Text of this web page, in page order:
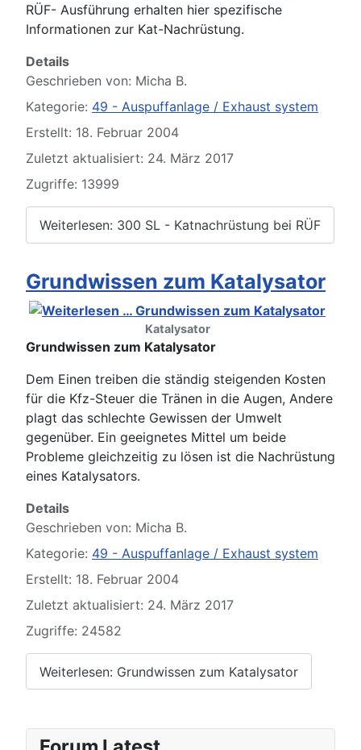
RÜF- Ausführung erhalten hier spezifische
Informationen zur Kat-Nachrüstung.
Details
Geschrieben von: Micha B.
Kategorie: 49 - Auspuffanlage / Exhaust system
Erstellt: 18. Februar 2004
Zuletzt aktualisiert: 24. März 2017
Zugriffe: 13999
Weiterlesen: 300 SL - Katnachrüstung bei RÜF
Grundwissen zum Katalysator
Katalysator
Grundwissen zum Katalysator
Dem Einen treiben die ständig steigenden Kosten
für die Kfz-Steuer die Tränen in die Augen, Andere
plagt das schlechte Gewissen der Umwelt
gegenüber. Ein geeignetes Mittel um beide
Probleme gleichzeitig zu lösen ist die Nachrüstung
eines Katalysators.
Details
Geschrieben von: Micha B.
Kategorie: 49 - Auspuffanlage / Exhaust system
Erstellt: 18. Februar 2004
Zuletzt aktualisiert: 24. März 2017
Zugriffe: 24582
Weiterlesen: Grundwissen zum Katalysator